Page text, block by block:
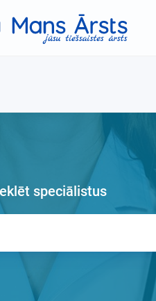
speciālistus